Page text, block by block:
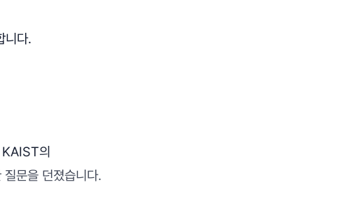
니다.
의
문을 던졌습니다.